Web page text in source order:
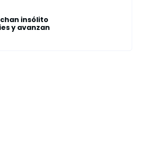
insólito
y avanzan